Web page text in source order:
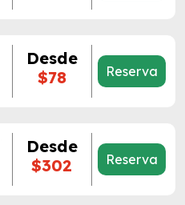
Desde
$78
Reserva
Desde
$302
Reserva